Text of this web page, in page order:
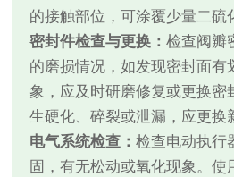
的接触部位，可涂覆少量二硫
密封件检查与更换：检查阀瓣
的磨损情况，如发现密封面有
象，应及时研磨修复或更换密
生硬化、碎裂或泄漏，应更换
电气系统检查：检查电动执行
固，有无松动或氧化现象。使